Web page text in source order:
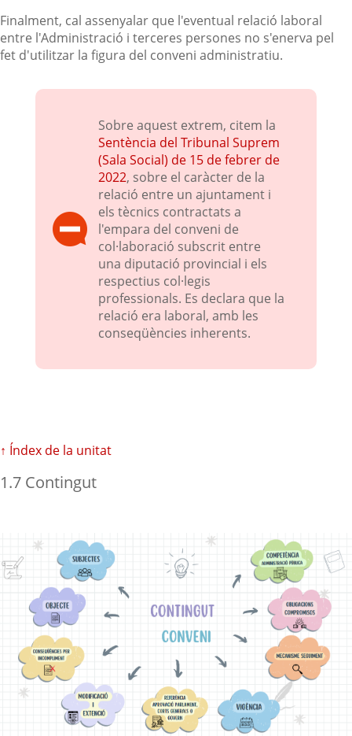
Finalment, cal assenyalar que l'eventual relació laboral
entre l'Administració i terceres persones no s'enerva pel
fet d'utilitzar la figura del conveni administratiu.
Sobre aquest extrem, citem la
Sentència del Tribunal Suprem
(Sala Social) de 15 de febrer de
2022, sobre el caràcter de la
relació entre un ajuntament i
els tècnics contractats a
l'empara del conveni de
col·laboració subscrit entre
una diputació provincial i els
respectius col·legis
professionals. Es declara que la
relació era laboral, amb les
conseqüències inherents.
↑ Índex de la unitat
1.7 Contingut